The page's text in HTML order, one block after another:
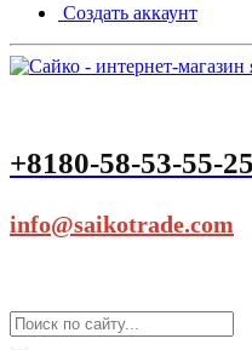
Создать аккаунт
+8180-58-53-55-25
info@saikotrade.com